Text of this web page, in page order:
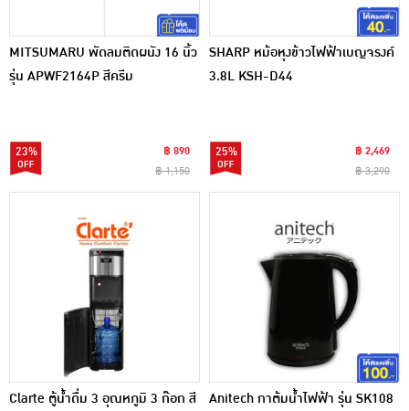
MITSUMARU พัดลมติดผนัง 16 นิ้ว
รุ่น APWF2164P สีครีม
23%
฿ 890
฿ 1,150
SHARP หม้อหุงข้าวไฟฟ้าเบญจรงค์
3.8L KSH-D44
25%
฿ 2,469
฿ 3,290
Clarte ตู้น้ำดื่ม 3 อุณหภูมิ 3 ก๊อก สี
Anitech กาต้มน้ำไฟฟ้า รุ่น SK108